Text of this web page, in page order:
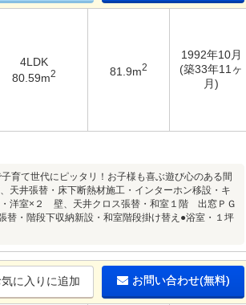
4LDK
80.59m2 81.9m2
1992年10月
(築33年11ヶ
月)
育て世代にピッタリ！お子様も喜ぶ遊び心のある間
天井張替・床下断熱材施工・インターホン移設・キ
・洋室×２ 壁、天井クロス張替・和室１階 出窓ＰＧ
・階段下収納新設・和室階段掛け替え●浴室・１坪
気に入りに追加 お問い合わせ(無料)